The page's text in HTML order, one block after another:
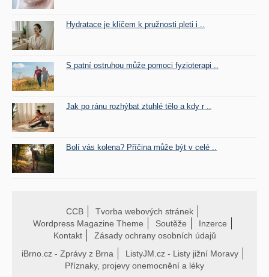
Hydratace je klíčem k pružnosti pleti i ..
S patní ostruhou může pomoci fyzioterapi ..
Jak po ránu rozhýbat ztuhlé tělo a kdy r ..
Bolí vás kolena? Příčina může být v celé ..
CCB
Tvorba webových stránek
Wordpress Magazine Theme
Soutěže
Inzerce
Kontakt
Zásady ochrany osobních údajů
iBrno.cz - Zprávy z Brna
ListyJM.cz - Listy jižní Moravy
Příznaky, projevy onemocnění a léky